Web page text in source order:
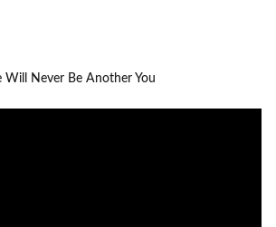
Will Never Be Another You